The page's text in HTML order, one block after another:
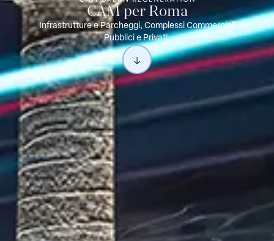
CAM per Roma
Infrastrutture e Parcheggi, Complessi Commerciali
Pubblici e Privati.